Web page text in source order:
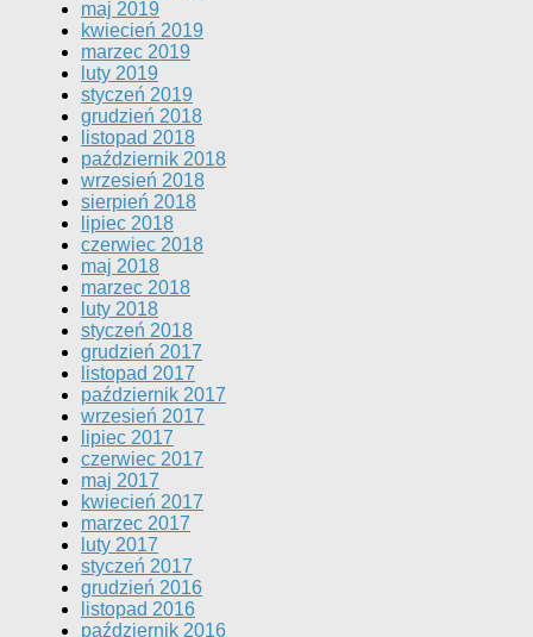
maj 2019
kwiecień 2019
marzec 2019
luty 2019
styczeń 2019
grudzień 2018
listopad 2018
październik 2018
wrzesień 2018
sierpień 2018
lipiec 2018
czerwiec 2018
maj 2018
marzec 2018
luty 2018
styczeń 2018
grudzień 2017
listopad 2017
październik 2017
wrzesień 2017
lipiec 2017
czerwiec 2017
maj 2017
kwiecień 2017
marzec 2017
luty 2017
styczeń 2017
grudzień 2016
listopad 2016
październik 2016